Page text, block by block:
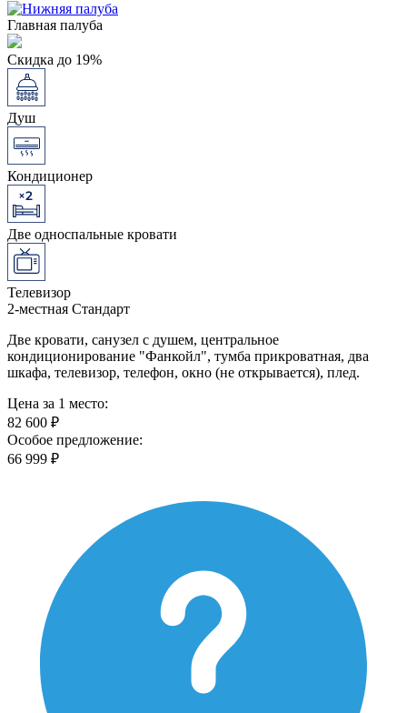
Главная палуба
Скидка до 19%
Душ
Кондиционер
Две односпальные кровати
Телевизор
2-местная Стандарт
Две кровати, санузел с душем, центральное
кондиционирование "Фанкойл", тумба прикроватная, два
шкафа, телевизор, телефон, окно (не открывается), плед.
Цена за 1 место:
82 600 ₽
Особое предложение:
66 999 ₽